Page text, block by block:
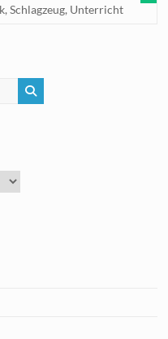
,Schlagzeug, Unterricht